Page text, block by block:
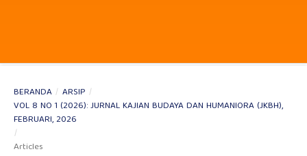
BERANDA / ARSIP /
VOL 8 NO 1 (2026): JURNAL KAJIAN BUDAYA DAN HUMANIORA (JKBH),
FEBRUARI, 2026
/
Articles